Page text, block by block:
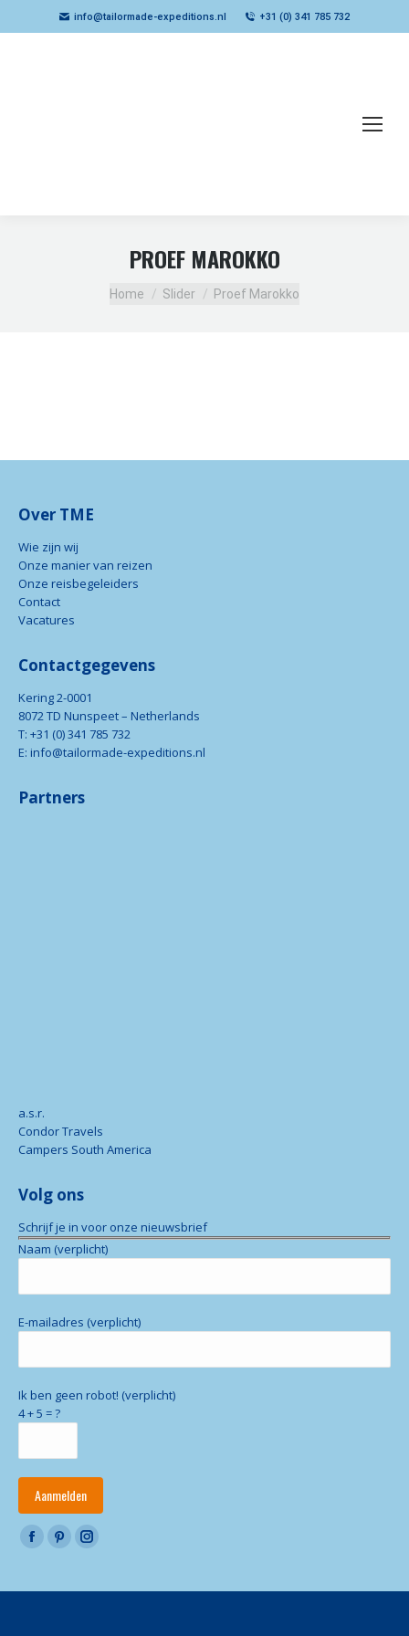
info@tailormade-expeditions.nl +31 (0) 341 785 732
PROEF MAROKKO
Je bent hier:
Home Slider Proef Marokko
Over TME
Wie zijn wij
Onze manier van reizen
Onze reisbegeleiders
Contact
Vacatures
Contactgegevens
Kering 2-0001
8072 TD Nunspeet – Netherlands
T: +31 (0) 341 785 732
E: info@tailormade-expeditions.nl
Partners
a.s.r.
Condor Travels
Campers South America
Volg ons
Schrijf je in voor onze nieuwsbrief
Naam (verplicht)
E-mailadres (verplicht)
Ik ben geen robot! (verplicht)
4 + 5 = ?
Vind ons op:
Facebook
opens
Pinterest
opens
Instagram
opens